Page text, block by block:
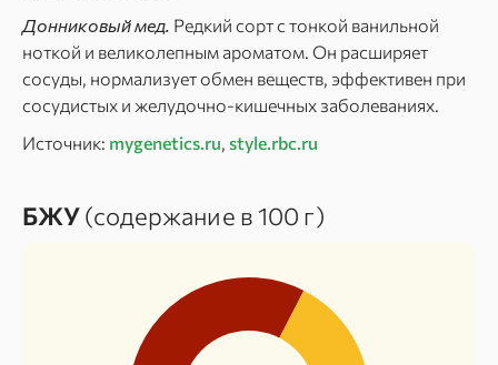
Донниковый мед. Редкий сорт с тонкой ванильной
ноткой и великолепным ароматом. Он расширяет
сосуды, нормализует обмен веществ, эффективен при
сосудистых и желудочно-кишечных заболеваниях.
Источник: mygenetics.ru, style.rbc.ru
БЖУ(содержание в 100 г)